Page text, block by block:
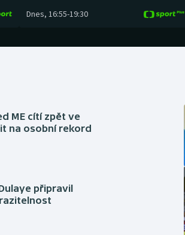
Dnes, 16:55-19:30
ME cítí zpět ve
na osobní rekord
připravil